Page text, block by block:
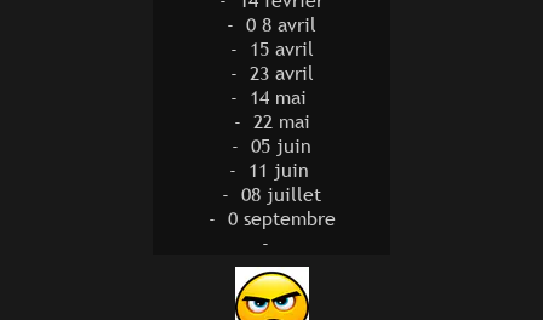
- 0 8 avril
- 15 avril
- 23 avril
- 14 mai
- 22 mai
- 05 juin
- 11 juin
- 08 juillet
- 0 septembre
-